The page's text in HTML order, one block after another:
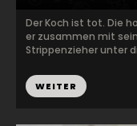
Der Koch ist tot. Die
er zusammen mit
Strippenzieher unter
WEITER